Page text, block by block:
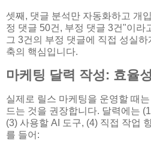
셋째, 댓글 분석만 자동화하고 개
정 댓글 50건, 부정 댓글 3건"이라
그 3건의 부정 댓글에 직접 성실
축의 핵심입니다.
마케팅 달력 작성: 효율
실제로 릴스 마케팅을 운영할 때
드는 것을 권장합니다. 달력에는
(3) 사용할 AI 도구, (4) 직접 작업
를 들어: